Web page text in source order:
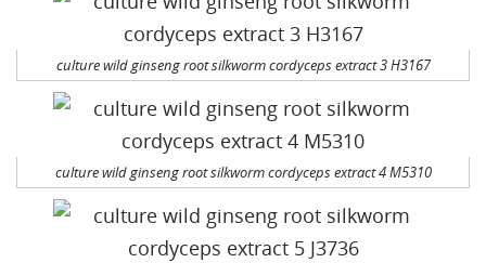
culture wild ginseng root silkworm cordyceps extract 3 H3167
culture wild ginseng root silkworm cordyceps extract 4 M5310